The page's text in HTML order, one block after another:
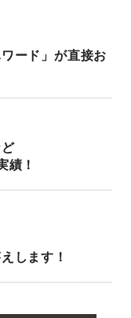
ード」が直接お
績！
します！